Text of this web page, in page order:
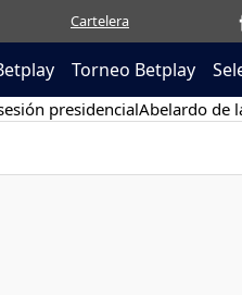
Cartelera
Torneo Betplay
presidencialAbelardo de